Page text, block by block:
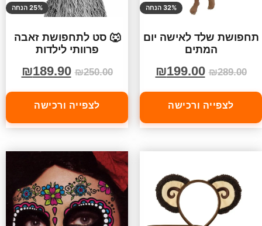
32% הנחה
תחפושת שלד לאישה יום
המתים
₪289.00
₪199.00
לצפייה ורכישה
25% הנחה
🐺 סט לתחפושת זאבה
פרוותי לילדות
₪250.00
₪189.90
לצפייה ורכישה